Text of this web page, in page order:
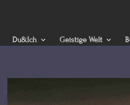
Du&Ich Geistige Welt